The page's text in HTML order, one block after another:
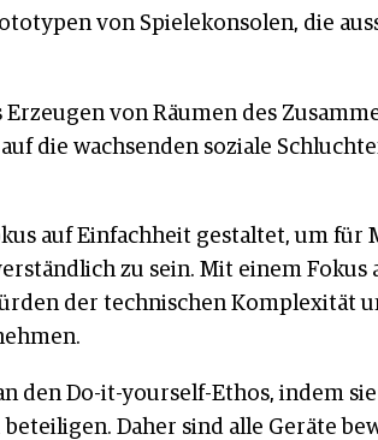
von Spielekonsolen, die
von Räumen des
die wachsenden soziale
auf Einfachheit gestaltet, um
zu sein. Mit einem
der technischen Komplexität
den Do-it-yourself-Ethos, indem
Daher sind alle Geräte